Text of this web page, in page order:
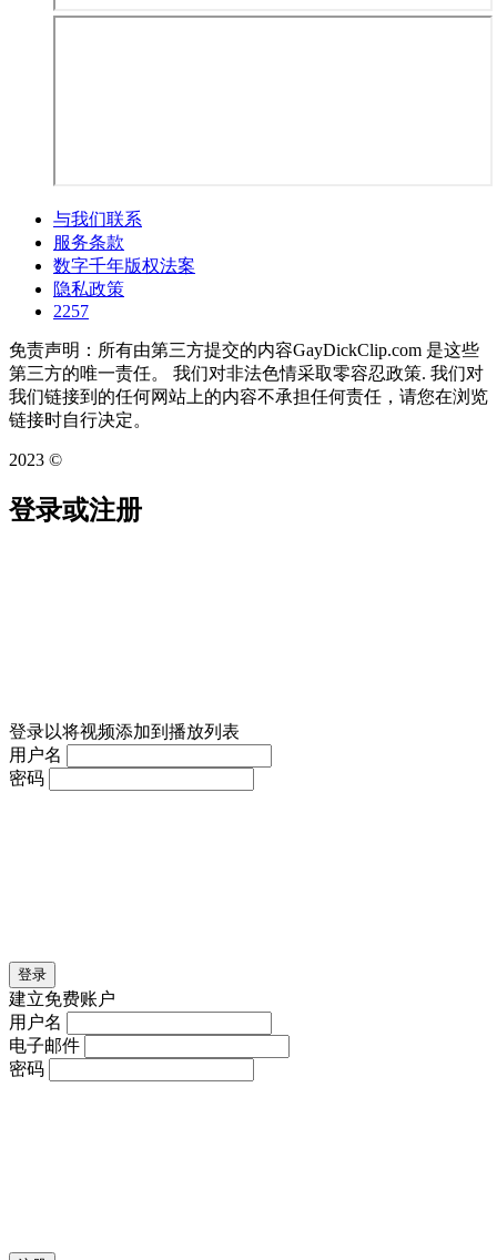
与我们联系
服务条款
数字千年版权法案
隐私政策
2257
免责声明：所有由第三方提交的内容GayDickClip.com 是这些
第三方的唯一责任。 我们对非法色情采取零容忍政策. 我们对
我们链接到的任何网站上的内容不承担任何责任，请您在浏览
链接时自行决定。
2023 ©
登录或注册
登录以将视频添加到播放列表
用户名
密码
登录
建立免费账户
用户名
电子邮件
密码